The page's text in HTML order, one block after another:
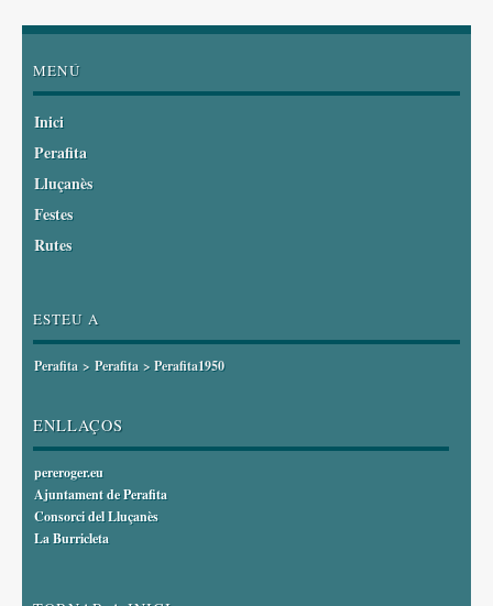
MENÚ
Inici
Perafita
Lluçanès
Festes
Rutes
ESTEU A
Perafita > Perafita > Perafita1950
ENLLAÇOS
pereroger.eu
Ajuntament de Perafita
Consorci del Lluçanès
La Burricleta